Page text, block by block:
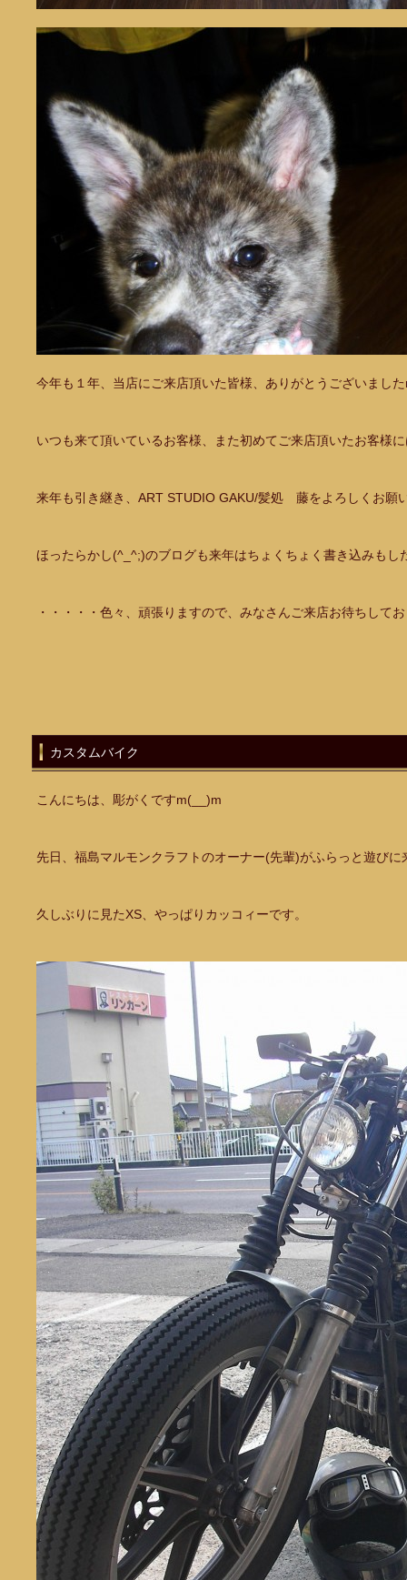
今年も１年、当店にご来店頂いた皆様、ありがとうございまし
いつも来て頂いているお客様、また初めてご来店頂いたお客様
来年も引き継き、ART STUDIO GAKU/髪処 藤をよろしくお願
ほったらかし(^_^;)のブログも来年はちょくちょく書き込みもし
・・・・・色々、頑張りますので、みなさんご来店お待ちして
カスタムバイク
こんにちは、彫がくですm(__)m
先日、福島マルモンクラフトのオーナー(先輩)がふらっと遊びに
久しぶりに見たXS、やっぱりカッコィーです。